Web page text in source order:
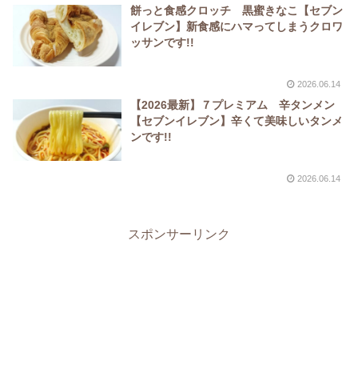
餅っと食感クロッチ 黒蜜きなこ【セブン
イレブン】新食感にハマってしまうクロワ
ッサンです!!
2026.06.14
【2026最新】７プレミアム 辛タンメン
【セブンイレブン】辛くて美味しいタンメ
ンです!!
2026.06.14
スポンサーリンク